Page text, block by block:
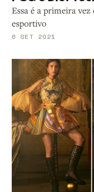
Essa é a primeira vez
esportivo
6 SET 2021